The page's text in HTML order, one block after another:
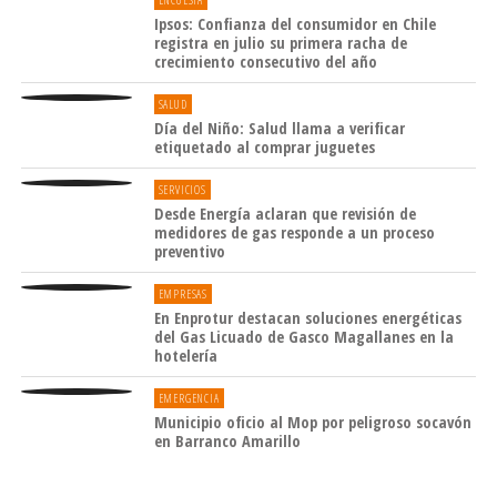
población puede informar sobre situaciones que
vulneren los derechos de los adultos mayores. Se trata
del fono mayor 800 4000 35.
Ipsos: Confianza del consumidor en Chile
registra en julio su primera racha de
crecimiento consecutivo del año
SALUD
Día del Niño: Salud llama a verificar
etiquetado al comprar juguetes
SERVICIOS
Desde Energía aclaran que revisión de
medidores de gas responde a un proceso
preventivo
EMPRESAS
En Enprotur destacan soluciones energéticas
del Gas Licuado de Gasco Magallanes en la
hotelería
EMERGENCIA
Municipio oficio al Mop por peligroso socavón
en Barranco Amarillo